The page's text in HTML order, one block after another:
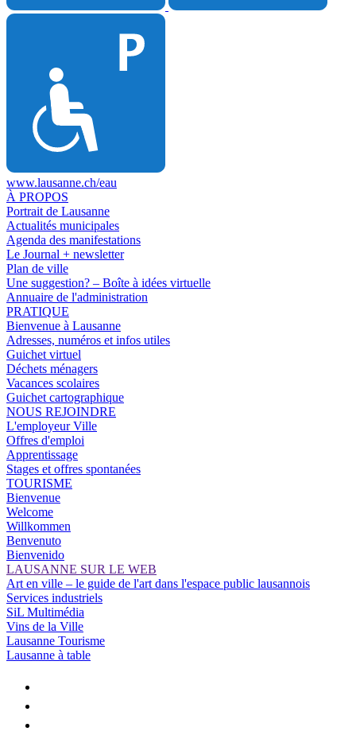
www.lausanne.ch/eau
À PROPOS
Portrait de Lausanne
Actualités municipales
Agenda des manifestations
Le Journal + newsletter
Plan de ville
Une suggestion? – Boîte à idées virtuelle
Annuaire de l'administration
PRATIQUE
Bienvenue à Lausanne
Adresses, numéros et infos utiles
Guichet virtuel
Déchets ménagers
Vacances scolaires
Guichet cartographique
NOUS REJOINDRE
L'employeur Ville
Offres d'emploi
Apprentissage
Stages et offres spontanées
TOURISME
Bienvenue
Welcome
Willkommen
Benvenuto
Bienvenido
LAUSANNE SUR LE WEB
Art en ville – le guide de l'art dans l'espace public lausannois
Services industriels
SiL Multimédia
Vins de la Ville
Lausanne Tourisme
Lausanne à table